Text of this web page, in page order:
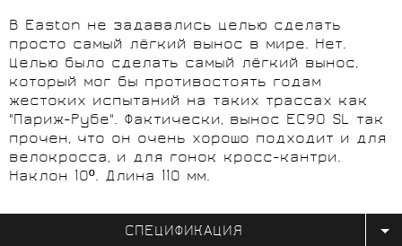
В Easton не задавались целью сделать
просто самый лёгкий вынос в мире. Нет.
Целью было сделать самый лёгкий вынос,
который мог бы противостоять годам
жестоких испытаний на таких трассах как
"Париж-Рубе". Фактически, вынос EC90 SL так
прочен, что он очень хорошо подходит и для
велокросса, и для гонок кросс-кантри.
Наклон 10º. Длина 110 мм.
СПЕЦИФИКАЦИЯ